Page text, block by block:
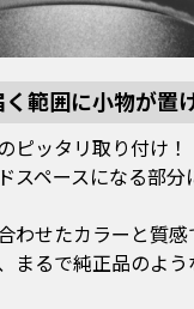
く範囲に小物が置
ピッタリ取り付け！
スペースになる部分
わせたカラーと質感
まるで純正品のよう